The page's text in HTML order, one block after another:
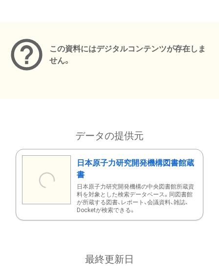
この資料にはデジタルコンテンツが存在しま
せん。
データの提供元
日本原子力研究開発機構図書館蔵
書
日本原子力研究開発機構の中央図書館所蔵資
料を対象とした検索データベース。同図書館
が所蔵する図書、レポート、会議資料、雑誌、
Docketが検索できる。
最終更新日